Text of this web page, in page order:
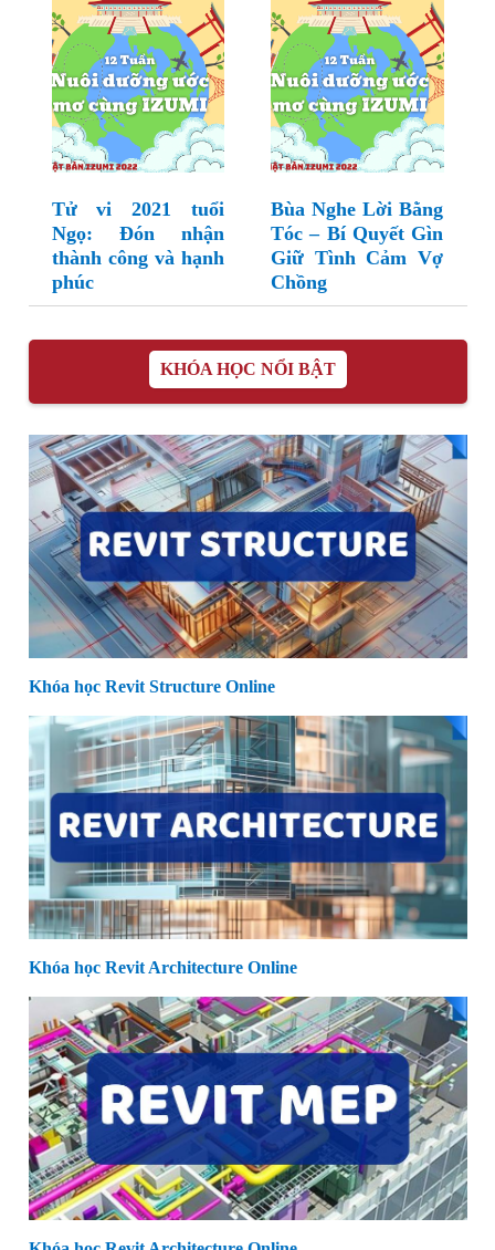
Tử vi 2021 tuổi
Ngọ: Đón nhận
thành công và hạnh
phúc
Bùa Nghe Lời Bằng
Tóc – Bí Quyết Gìn
Giữ Tình Cảm Vợ
Chồng
KHÓA HỌC NỔI BẬT
Khóa học Revit Structure Online
Khóa học Revit Architecture Online